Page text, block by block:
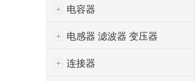
电容器
电感器 滤波器 变压器
连接器